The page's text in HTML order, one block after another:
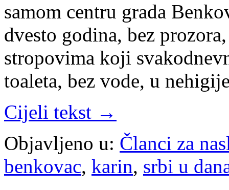
samom centru grada
dvesto godina, bez
stropovima koji
toaleta, bez vode, u
Cijeli tekst →
Objavljeno u: Članci za
benkovac, karin, srbi u